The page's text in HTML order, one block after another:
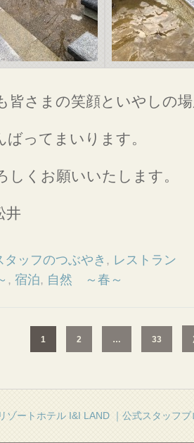
皆さまの笑顔といやしの
ばってまいります。
しくお願いいたします。
井
タッフのつぶやき , レスト
, 宿泊, 自然 ～春～
1 2 … 33
ゾートホテル I&I LAND ｜公式スタッフブ